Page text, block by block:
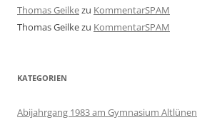
Thomas Geilkezu KommentarSPAM
Thomas Geilkezu KommentarSPAM
KATEGORIEN
Abijahrgang 1983 am Gymnasium Altlünen